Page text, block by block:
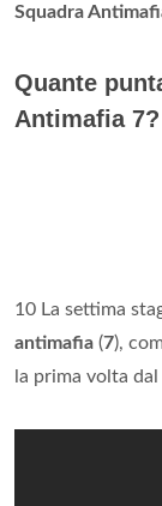
Squadra
Quante
Antimafia 7?
10 La settima
antimafia (7),
la prima volta